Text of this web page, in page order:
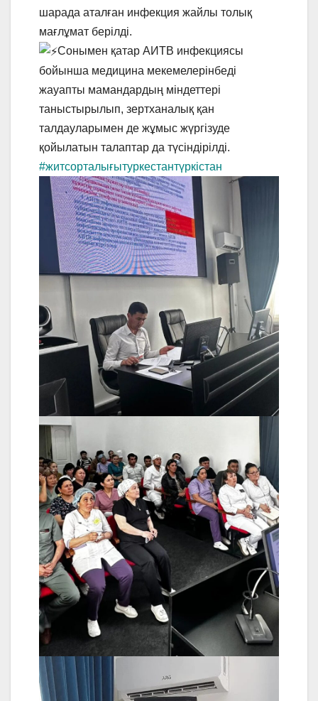
шарада аталған инфекция жайлы толық
мағлұмат берілді.
Сонымен қатар АИТВ инфекциясы
бойынша медицина мекемелерінбеді
жауапты мамандардың міндеттері
таныстырылып, зертханалық қан
талдауларымен де жұмыс жүргізуде
қойылатын талаптар да түсіндірілді.
#житсорталығытуркестантүркістан